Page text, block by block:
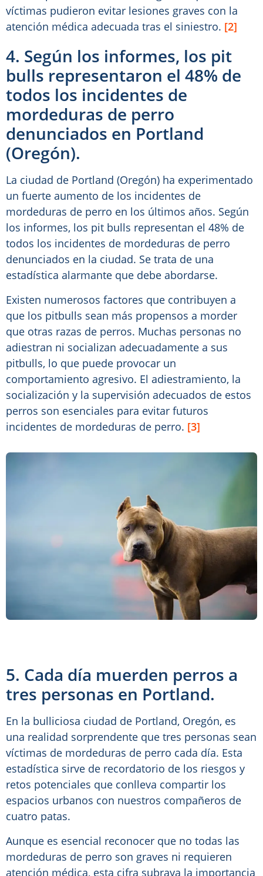
víctimas pudieron evitar lesiones graves con la
atención médica adecuada tras el siniestro. [2]
4. Según los informes, los pit
bulls representaron el 48% de
todos los incidentes de
mordeduras de perro
denunciados en Portland
(Oregón).
La ciudad de Portland (Oregón) ha experimentado
un fuerte aumento de los incidentes de
mordeduras de perro en los últimos años. Según
los informes, los pit bulls representan el 48% de
todos los incidentes de mordeduras de perro
denunciados en la ciudad. Se trata de una
estadística alarmante que debe abordarse.
Existen numerosos factores que contribuyen a
que los pitbulls sean más propensos a morder
que otras razas de perros. Muchas personas no
adiestran ni socializan adecuadamente a sus
pitbulls, lo que puede provocar un
comportamiento agresivo. El adiestramiento, la
socialización y la supervisión adecuados de estos
perros son esenciales para evitar futuros
incidentes de mordeduras de perro. [3]
5. Cada día muerden perros a
tres personas en Portland.
En la bulliciosa ciudad de Portland, Oregón, es
una realidad sorprendente que tres personas sean
víctimas de mordeduras de perro cada día. Esta
estadística sirve de recordatorio de los riesgos y
retos potenciales que conlleva compartir los
espacios urbanos con nuestros compañeros de
cuatro patas.
Aunque es esencial reconocer que no todas las
mordeduras de perro son graves ni requieren
atención médica, esta cifra subraya la importancia